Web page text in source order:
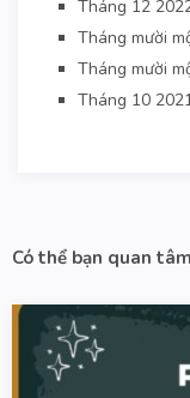
Tháng 12
Tháng mười
Tháng mười
Tháng 10
Có thể bạn quan tâm